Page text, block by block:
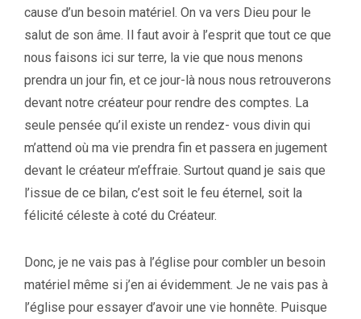
cause d’un besoin matériel. On va vers Dieu pour le
salut de son âme. Il faut avoir à l’esprit que tout ce que
nous faisons ici sur terre, la vie que nous menons
prendra un jour fin, et ce jour-là nous nous retrouverons
devant notre créateur pour rendre des comptes. La
seule pensée qu’il existe un rendez- vous divin qui
m’attend où ma vie prendra fin et passera en jugement
devant le créateur m’effraie. Surtout quand je sais que
l’issue de ce bilan, c’est soit le feu éternel, soit la
félicité céleste à coté du Créateur.
Donc, je ne vais pas à l’église pour combler un besoin
matériel même si j’en ai évidemment. Je ne vais pas à
l’église pour essayer d’avoir une vie honnête. Puisque